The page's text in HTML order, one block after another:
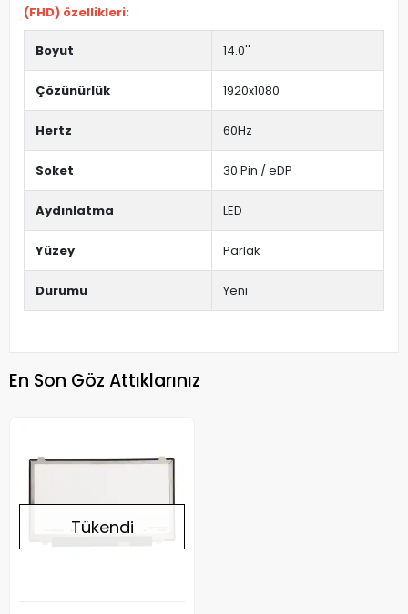
(FHD) özellikleri:
Boyut 14.0''
Çözünürlük 1920x1080
Hertz 60Hz
Soket 30 Pin / eDP
Aydınlatma LED
Yüzey Parlak
Durumu Yeni
En Son Göz Attıklarınız
Tükendi